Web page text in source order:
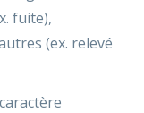
fuite),
(ex. relevé